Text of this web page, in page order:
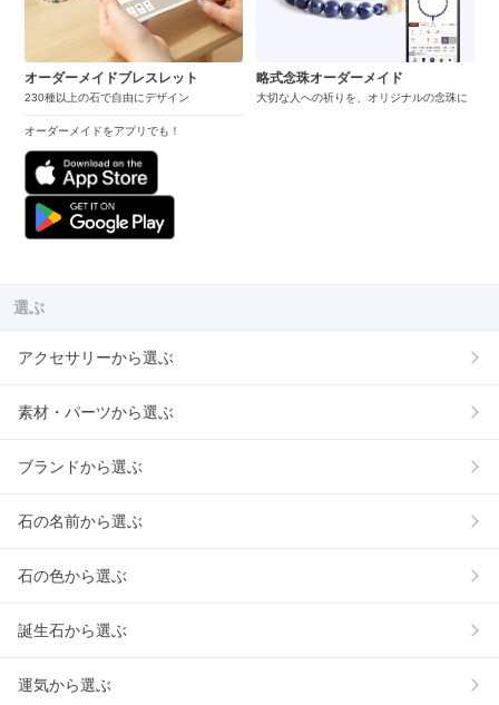
オーダーメイドブレスレット
230種以上の石で自由にデザイン
オーダーメイドをアプリでも！
略式念珠オーダーメイド
大切な人への祈りを、オリジナルの念珠に
選ぶ
アクセサリーから選ぶ
素材・パーツから選ぶ
ブランドから選ぶ
石の名前から選ぶ
石の色から選ぶ
誕生石から選ぶ
運気から選ぶ